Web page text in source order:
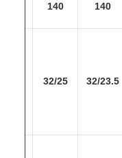
140
140
32/23.5
32/25